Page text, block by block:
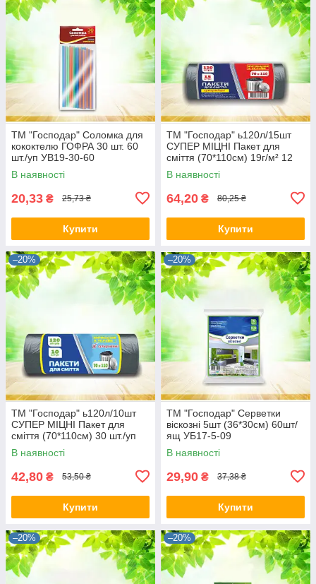
ТМ "Господар" Соломка для
кококтелю ГОФРА 30 шт. 60
шт./уп УВ19-30-60
В наявності
20,33 ₴ 25,73 ₴
Купити
ТМ "Господар" ь120л/15шт
СУПЕР МІЦНІ Пакет для
сміття (70*110см) 19г/м² 12
шт./
В наявності
64,20 ₴ 80,25 ₴
Купити
–20%
ТМ "Господар" ь120л/10шт
СУПЕР МІЦНІ Пакет для
сміття (70*110см) 30 шт./уп
УБ17
В наявності
42,80 ₴ 53,50 ₴
Купити
–20%
ТМ "Господар" Серветки
віскозні 5шт (36*30см) 60шт/
ящ УБ17-5-09
В наявності
29,90 ₴ 37,38 ₴
Купити
–20% –20%